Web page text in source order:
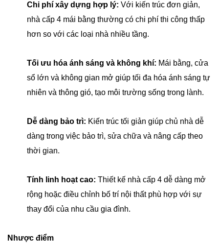
Chi phí xây dựng hợp lý: Với kiến trúc đơn giản,
nhà cấp 4 mái bằng thường có chi phí thi công thấp
hơn so với các loại nhà nhiều tầng.
Tối ưu hóa ánh sáng và không khí: Mái bằng, cửa
sổ lớn và không gian mở giúp tối đa hóa ánh sáng tự
nhiên và thông gió, tạo môi trường sống trong lành.
Dễ dàng bảo trì: Kiến trúc tối giản giúp chủ nhà dễ
dàng trong việc bảo trì, sửa chữa và nâng cấp theo
thời gian.
Tính linh hoạt cao: Thiết kế nhà cấp 4 dễ dàng mở
rộng hoặc điều chỉnh bố trí nội thất phù hợp với sự
thay đổi của nhu cầu gia đình.
Nhược điểm